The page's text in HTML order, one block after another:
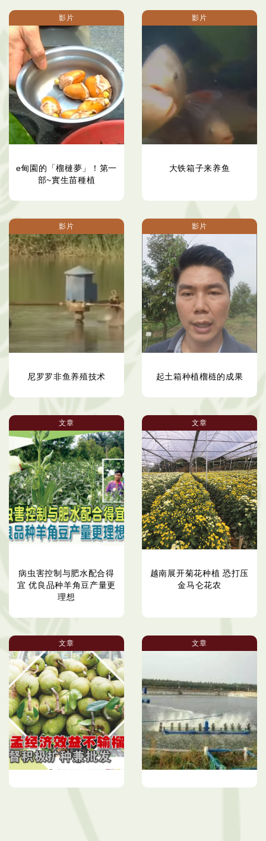
影片
e甸園的「榴槤夢」！第一
部~實生苗種植
影片
大铁箱子来养鱼
影片
尼罗罗非鱼养殖技术
影片
起土箱种植榴梿的成果
文章
病虫害控制与肥水配合得
宜 优良品种羊角豆产量更
理想
文章
越南展开菊花种植 恐打压
金马仑花农
文章 文章